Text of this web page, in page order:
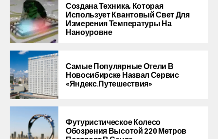
Создана Техника, Которая
Использует Квантовый Свет Для
Измерения Температуры На
Наноуровне
Самые Популярные Отели В
Новосибирске Назвал Сервис
«Яндекс.Путешествия»
Футуристическое Колесо
Обозрения Высотой 220 Метров